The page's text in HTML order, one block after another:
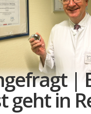
|
geht in